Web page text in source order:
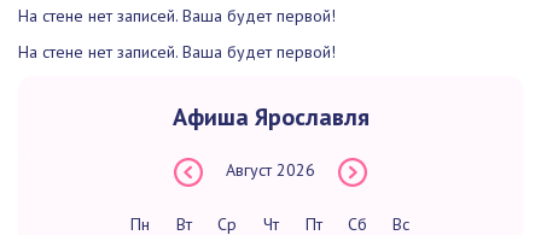
На стене нет записей. Ваша будет первой!
На стене нет записей. Ваша будет первой!
Афиша Ярославля
Август 2026
Пн Вт Ср Чт Пт Сб Вс